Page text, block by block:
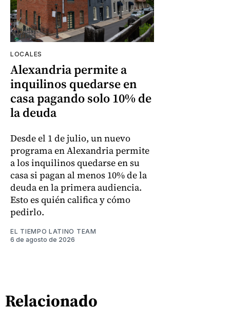
LOCALES
Alexandria permite a
inquilinos quedarse en
casa pagando solo 10% de
la deuda
Desde el 1 de julio, un nuevo
programa en Alexandria permite
a los inquilinos quedarse en su
casa si pagan al menos 10% de la
deuda en la primera audiencia.
Esto es quién califica y cómo
pedirlo.
EL TIEMPO LATINO TEAM
6 de agosto de 2026
Relacionado